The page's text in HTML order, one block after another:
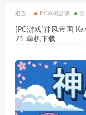
逍遥 PC单机游戏
[PC游戏]神风帝国
71 单机下载